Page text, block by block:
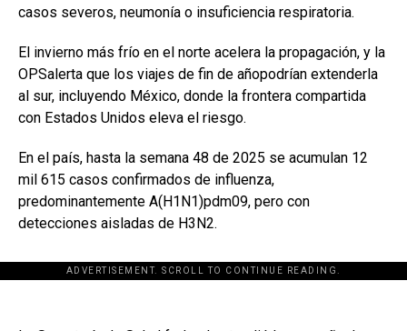
casos severos, neumonía o insuficiencia respiratoria.
El invierno más frío en el norte acelera la propagación, y la
OPSalerta que los viajes de fin de añopodrían extenderla
al sur, incluyendo México, donde la frontera compartida
con Estados Unidos eleva el riesgo.
En el país, hasta la semana 48 de 2025 se acumulan 12
mil 615 casos confirmados de influenza,
predominantemente A(H1N1)pdm09, pero con
detecciones aisladas de H3N2.
ADVERTISEMENT. SCROLL TO CONTINUE READING.